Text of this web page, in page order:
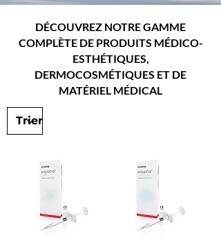
⁠DÉCOUVREZ NOTRE GAMME
COMPLÈTE DE PRODUITS MÉDICO-
ESTHÉTIQUES,
DERMOCOSMÉTIQUES ET DE
MATÉRIEL MÉDICAL